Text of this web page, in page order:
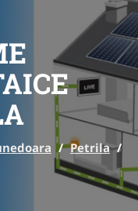
/ Petrila /